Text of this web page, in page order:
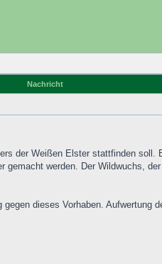
Nachricht
der Weißen Elster stattfinden
werden. Der Wildwuchs,
dieses Vorhaben. Aufwertung